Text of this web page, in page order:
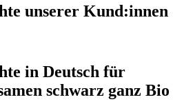
unserer Kund:innen
in Deutsch für
schwarz ganz Bio